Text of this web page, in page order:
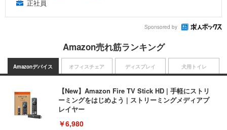
正社員
Sponsored by
Amazon売れ筋ランキング
Amazonデバイス
【New】Amazon Fire TV Stick HD | 手軽にストリ
ーミングをはじめよう | ストリーミングメディアプ
レイヤー
￥6,980
オフィスチェア ディスプレイ 犬用トイレ